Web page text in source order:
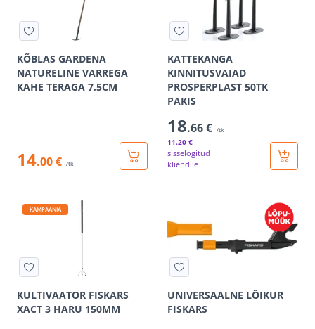
KÕBLAS GARDENA
NATURELINE VARREGA
KAHE TERAGA 7,5CM
14.00 € /tk
KATTEKANGA
KINNITUSVAIAD
PROSPERPLAST 50TK
PAKIS
18.66 € /tk
11.20 €
sisselogitud
kliendile
KAMPAANIA
KULTIVAATOR FISKARS
XACT 3 HARU 150MM
UNIVERSAALNE LÕIKUR
FISKARS